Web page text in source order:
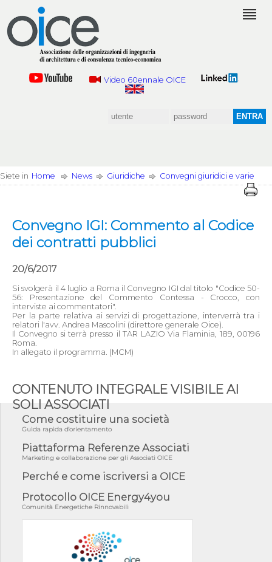
Video 60ennale OICE
Siete in Home News Giuridiche Convegni giuridici e varie
Convegno IGI: Commento al Codice
dei contratti pubblici
20/6/2017
Si svolgerà il 4 luglio a Roma il Convegno IGI dal titolo "Codice 50-
56: Presentazione del Commento Contessa - Crocco, con
interviste ai commentatori".
Per la parte relativa ai servizi di progettazione, interverrà tra i
relatori l'avv. Andrea Mascolini (direttore generale Oice).
Il Convegno si terrà presso il TAR LAZIO Via Flaminia, 189, 00196
Roma.
In allegato il programma. (MCM)
CONTENUTO INTEGRALE VISIBILE AI
SOLI ASSOCIATI
Come costituire una società
Guida rapida d'orientamento
Piattaforma Referenze Associati
Marketing e collaborazione per gli Associati OICE
Perché e come iscriversi a OICE
Protocollo OICE Energy4you
Comunità Energetiche Rinnovabili